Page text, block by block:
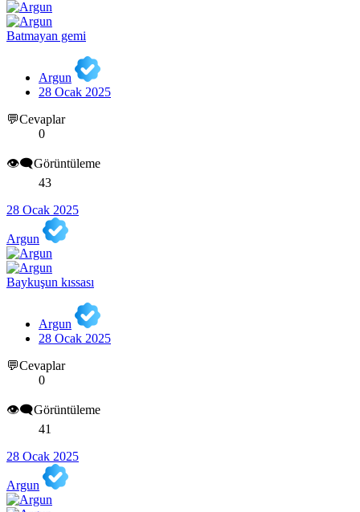
Batmayan gemi
Argun
28 Ocak 2025
💬Cevaplar
0
👁️‍🗨️Görüntüleme
43
28 Ocak 2025
Argun
Baykuşun kıssası
Argun
28 Ocak 2025
💬Cevaplar
0
👁️‍🗨️Görüntüleme
41
28 Ocak 2025
Argun